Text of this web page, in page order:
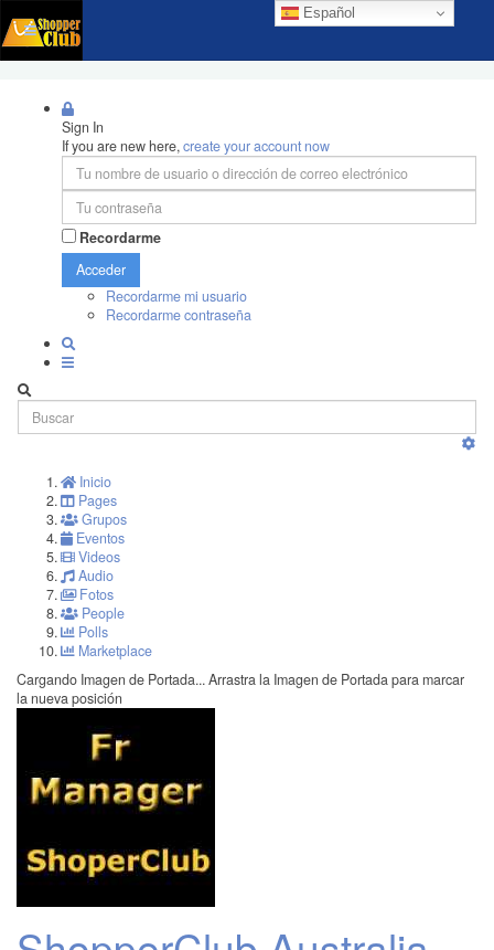
Español
Sign In
If you are new here,create your account now
Recordarme
Acceder
Recordarme mi usuario
Recordarme contraseña
Inicio
Pages
Grupos
Eventos
Videos
Audio
Fotos
People
Polls
Marketplace
Cargando Imagen de Portada... Arrastra la Imagen de Portada para marcar
la nueva posición